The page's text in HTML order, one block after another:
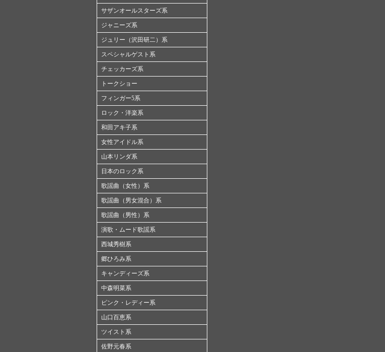
サザンオールスターズ系
ジャニーズ系
ジュリー（沢田研二）系
スペシャルゲスト系
チェッカーズ系
トークショー
フィンガー5系
ロック・洋楽系
和田アキ子系
女性アイドル系
山本リンダ系
日本のロック系
歌謡曲（女性）系
歌謡曲（男女混合）系
歌謡曲（男性）系
演歌・ムード歌謡系
西城秀樹系
郷ひろみ系
キャンディーズ系
中森明菜系
ピンク・レディー系
山口百恵系
ツイスト系
佐野元春系